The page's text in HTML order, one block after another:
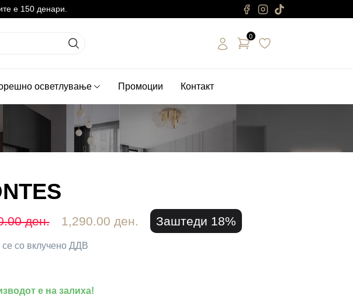
е 150 денари.
0
осветлување Промоции Контакт
ден. 1,290.00 ден. Заштеди 18%
се со вклучено ДДВ
е на залиха!